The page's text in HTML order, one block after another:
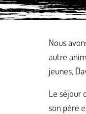
Nous
autre
jeunes,
Le séjour
son père